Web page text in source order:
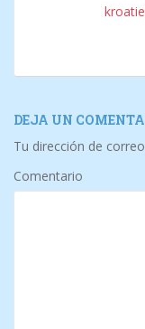
DEJA UN
Tu dirección de
Comentario